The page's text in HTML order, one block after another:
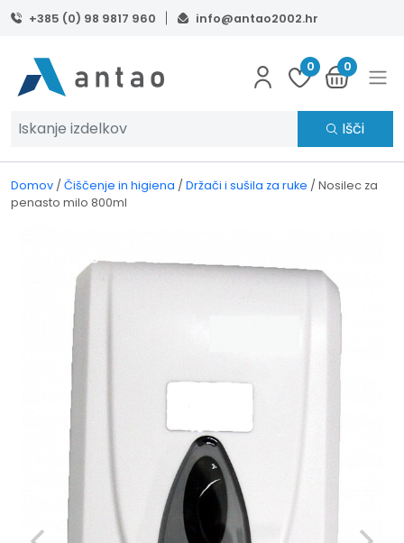
Skip to main content
+385 (0) 98 9817 960 info@antao2002.hr
0 0
Išči
Domov / Čiščenje in higiena / Držači i sušila za ruke / Nosilec za
penasto milo 800ml